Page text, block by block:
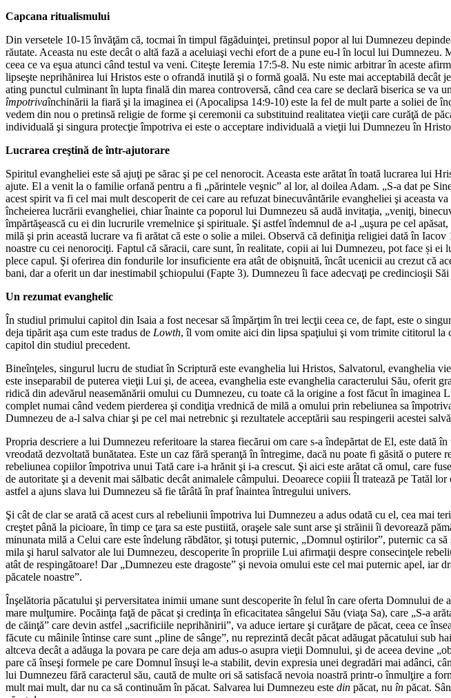
Capcana ritualismului
Din versetele 10-15 învăţăm că, tocmai în timpul făgăduinţei, pretinsul popor al lui Dumnezeu
răutate. Aceasta nu este decât o altă fază a aceluiaşi vechi efort de a pune eu-l în locul lui
ceea ce va eşua atunci când testul va veni. Citeşte Ieremia 17:5-8. Nu este nimic arbitrar în aceste
lipseşte neprihănirea lui Hristos este o ofrandă inutilă şi o formă goală. Nu este mai acceptabilă
ating punctul culminant în lupta finală din marea controversă, când cea care se declară biserica se
împotrivaînchinării la fiară şi la imaginea ei (Apocalipsa 14:9-10) este la fel de mult parte a soliei de
vedem din nou o pretinsă religie de forme şi ceremonii ca substituind realitatea vieţii care curăţă de
individuală şi singura protecţie împotriva ei este o acceptare individuală a vieţii lui Dumnezeu în
Lucrarea creştină de într-ajutorare
Spiritul evangheliei este să ajuţi pe sărac şi pe cel nenorocit. Aceasta este arătat în toată lucrarea lui
ajute. El a venit la o familie orfană pentru a fi „părintele veşnic” al lor, al doilea Adam. „S-a dat pe
acest spirit va fi cel mai mult descoperit de cei care au refuzat binecuvântările evangheliei şi aceasta
încheierea lucrării evangheliei, chiar înainte ca poporul lui Dumnezeu să audă invitaţia, „veniţi,
împărtăşească cu ei din lucrurile vremelnice şi spirituale. Şi astfel îndemnul de a-l „uşura pe cel
milă şi prin această lucrare va fi arătat că este o solie a milei. Observă că definiţia religiei dată în
noastre cu cei nenorociţi. Faptul că săracii, care sunt, în realitate, copii ai lui Dumnezeu, pot face și
plece capul. Şi oferirea din fondurile lor insuficiente era atât de obişnuită, încât ucenicii au crezut că
bani, dar a oferit un dar inestimabil şchiopului (Fapte 3). Dumnezeu îi face adecvaţi pe credincioşii
Un rezumat evanghelic
În studiul primului capitol din Isaia a fost necesar să împărţim în trei lecţii ceea ce, de fapt, este o
deja tipărit aşa cum este tradus de Lowth, îl vom omite aici din lipsa spaţiului şi vom trimite cititorul la
capitol din studiul precedent.
Bineînţeles, singurul lucru de studiat în Scriptură este evanghelia lui Hristos, Salvatorul, evanghelia
este inseparabil de puterea vieţii Lui şi, de aceea, evanghelia este evanghelia caracterului Său,
ridică din adevărul neasemănării omului cu Dumnezeu, cu toate că la origine a fost făcut în
complet numai când vedem pierderea şi condiţia vrednică de milă a omului prin rebeliunea sa
Dumnezeu de a-l salva chiar şi pe cel mai netrebnic şi rezultatele acceptării sau respingerii acestei
Propria descriere a lui Dumnezeu referitoare la starea fiecărui om care s-a îndepărtat de El, este dată
vreodată dezvoltată bunătatea. Este un caz fără speranţă în întregime, dacă nu poate fi găsită o
rebeliunea copiilor împotriva unui Tată care i-a hrănit şi i-a crescut. Şi aici este arătat că omul, care
de autoritate şi a devenit mai sălbatic decât animalele câmpului. Deoarece copiii Îl tratează pe Tatăl
astfel a ajuns slava lui Dumnezeu să fie târâtă în praf înaintea întregului univers.
Şi cât de clar se arată că acest curs al rebeliunii împotriva lui Dumnezeu a adus odată cu el, cea mai
creştet până la picioare, în timp ce ţara sa este pustiită, oraşele sale sunt arse şi străinii îi devorează
minunata milă a Celui care este îndelung răbdător, şi totuşi puternic, „Domnul oştirilor”, puternic ca
mila şi harul salvator ale lui Dumnezeu, descoperite în propriile Lui afirmaţii despre consecinţele
atât de respingătoare! Dar „Dumnezeu este dragoste” şi nevoia omului este cel mai puternic apel, iar
păcatele noastre”.
Înşelătoria păcatului şi perversitatea inimii umane sunt descoperite în felul în care oferta Domnului de
mare mulţumire. Pocăinţa faţă de păcat şi credinţa în eficacitatea sângelui Său (viaţa Sa), care „S-a
de căinţă” care devin astfel „sacrificiile neprihănirii”, va aduce iertare şi curăţare de păcat, ceea ce
făcute cu mâinile întinse care sunt „pline de sânge”, nu reprezintă decât păcat adăugat păcatului sub
altceva decât a adăuga la povara pe care deja am adus-o asupra vieţii Domnului, şi de aceea devine
pare că înseşi formele pe care Domnul însuşi le-a stabilit, devin expresia unei degradări mai adânci,
lui Dumnezeu fără caracterul său, caută de multe ori să satisfacă nevoia noastră printr-o înmulţire a
mult mai mult, dar nu ca să continuăm în păcat. Salvarea lui Dumnezeu este din păcat, nu în păcat.